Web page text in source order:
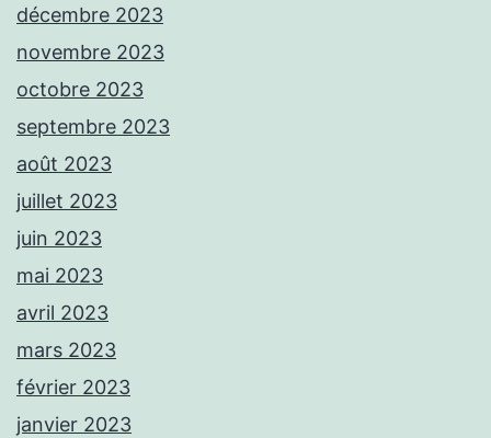
décembre 2023
novembre 2023
octobre 2023
septembre 2023
août 2023
juillet 2023
juin 2023
mai 2023
avril 2023
mars 2023
février 2023
janvier 2023